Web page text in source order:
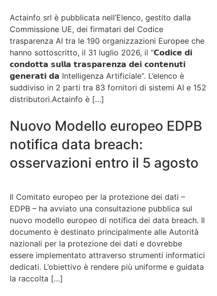
Actainfo srl è pubblicata nell’Elenco, gestito dalla
Commissione UE, dei firmatari del Codice
trasparenza AI tra le 190 organizzazioni Europee che
hanno sottoscritto, il 31 luglio 2026, il “𝗖𝗼𝗱𝗶𝗰𝗲 𝗱𝗶
𝗰𝗼𝗻𝗱𝗼𝘁𝘁𝗮 𝘀𝘂𝗹𝗹𝗮 𝘁𝗿𝗮𝘀𝗽𝗮𝗿𝗲𝗻𝘇𝗮 𝗱𝗲𝗶 𝗰𝗼𝗻𝘁𝗲𝗻𝘂𝘁𝗶
𝗴𝗲𝗻𝗲𝗿𝗮𝘁𝗶 𝗱𝗮 Intelligenza Artificiale“. L’elenco è
suddiviso in 2 parti tra 83 fornitori di sistemi AI e 152
distributori.Actainfo è […]
Nuovo Modello europeo EDPB
notifica data breach:
osservazioni entro il 5 agosto
Il Comitato europeo per la protezione dei dati –
EDPB – ha avviato una consultazione pubblica sul
nuovo modello europeo di notifica dei data breach. Il
documento è destinato principalmente alle Autorità
nazionali per la protezione dei dati e dovrebbe
essere implementato attraverso strumenti informatici
dedicati. L’obiettivo è rendere più uniforme e guidata
la raccolta […]